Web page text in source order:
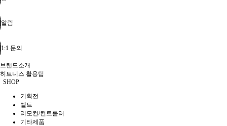
알림
1:1 문의
브랜드소개
히트니스 활용팁
SHOP
기획전
벨트
리모컨/컨트롤러
기타제품